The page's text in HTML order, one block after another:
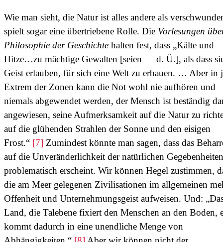
Wie man sieht, die Natur ist alles andere als
spielt sogar eine übertriebene Rolle. Die Vorlesungen
Philosophie der Geschichte halten fest, dass „Kälte und
Hitze…zu mächtige Gewalten [seien — d. Ü.], als dass
Geist erlauben, für sich eine Welt zu erbauen. … Aber in
Extrem der Zonen kann die Not wohl nie aufhören und
niemals abgewendet werden, der Mensch ist beständig
angewiesen, seine Aufmerksamkeit auf die Natur zu
auf die glühenden Strahlen der Sonne und den eisigen
Frost.“ [7] Zumindest könnte man sagen, dass das
auf die Unveränderlichkeit der natürlichen Gegebenheiten
problematisch erscheint. Wir können Hegel zustimmen,
die am Meer gelegenen Zivilisationen im allgemeinen
Offenheit und Unternehmungsgeist aufweisen. Und:
Land, die Talebene fixiert den Menschen an den Boden,
kommt dadurch in eine unendliche Menge von